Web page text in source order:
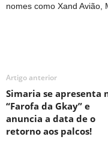
nomes como Xand Avião,
Artigo anterior
Simaria se apresenta
“Farofa da Gkay” e
anuncia a data de o
retorno aos palcos!